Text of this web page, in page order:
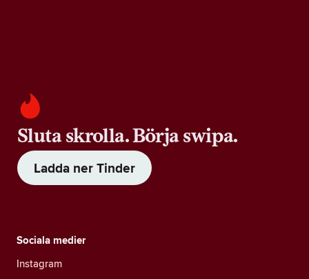
Sluta skrolla. Börja swipa.
Ladda ner Tinder
Sociala medier
Instagram